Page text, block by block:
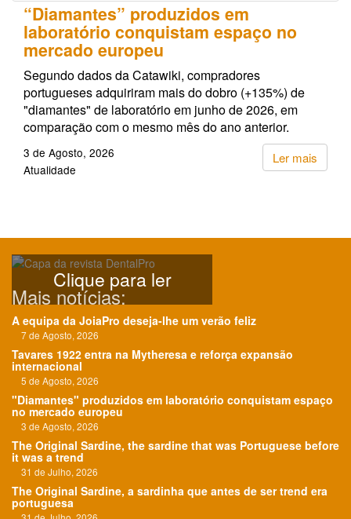
“Diamantes” produzidos em
laboratório conquistam espaço no
mercado europeu
Segundo dados da Catawiki, compradores
portugueses adquiriram mais do dobro (+135%) de
"diamantes" de laboratório em junho de 2026, em
comparação com o mesmo mês do ano anterior.
Ler mais
3 de Agosto, 2026
Atualidade
Clique para ler
Mais notícias:
A equipa da JoiaPro deseja-lhe um verão feliz
7 de Agosto, 2026
Tavares 1922 entra na Mytheresa e reforça expansão
internacional
5 de Agosto, 2026
"Diamantes" produzidos em laboratório conquistam espaço
no mercado europeu
3 de Agosto, 2026
The Original Sardine, the sardine that was Portuguese before
it was a trend
31 de Julho, 2026
The Original Sardine, a sardinha que antes de ser trend era
portuguesa